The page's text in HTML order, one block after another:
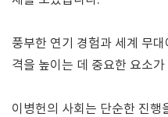
풍부한 연기 경험과 세계 무
격을 높이는 데 중요한 요소
이병헌의 사회는 단순한 진행